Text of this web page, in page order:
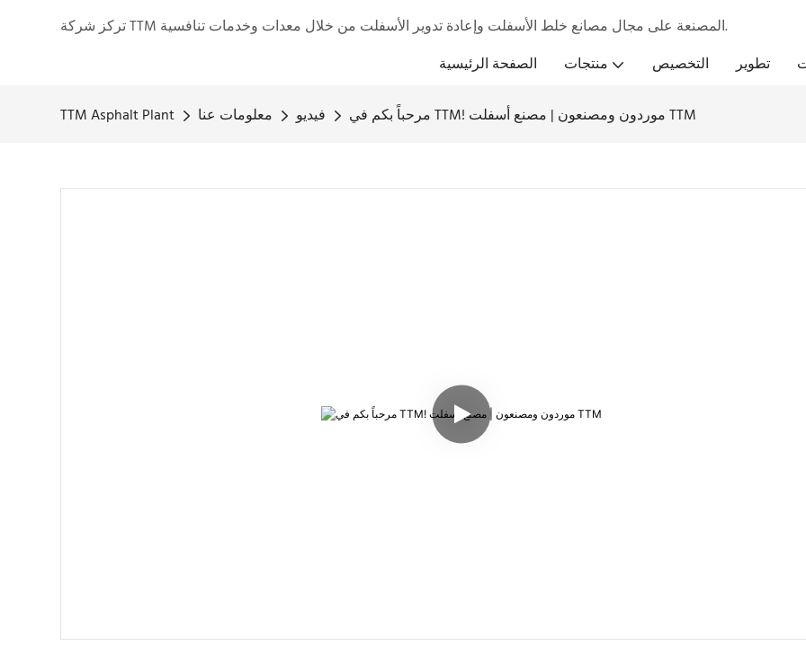
تركز شركة TTM المصنعة على مجال مصانع خلط الأسفلت وإعادة تدوير الأسفلت من خلال معدات وخدمات تنافسية.
الصفحة الرئيسية
منتجات التخصيص تطوير
TTM Asphalt Plant معلومات عنا فيديو مرحباً بكم في TTM! موردون ومصنعون | مصنع أسفلت TTM